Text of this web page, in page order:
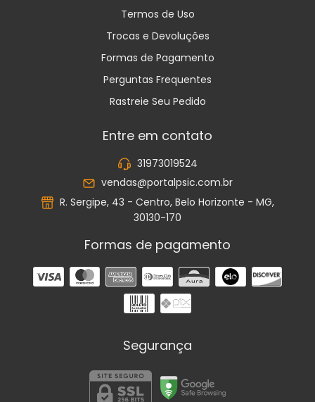
Termos de Uso
Trocas e Devoluções
Formas de Pagamento
Perguntas Frequentes
Rastreie Seu Pedido
Entre em contato
31973019524
vendas@portalpsic.com.br
R. Sergipe, 43 - Centro, Belo Horizonte - MG,
30130-170
Formas de pagamento
Segurança